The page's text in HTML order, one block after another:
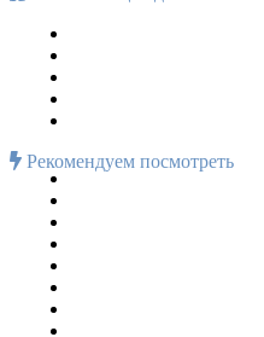
Рекомендуем посмотреть